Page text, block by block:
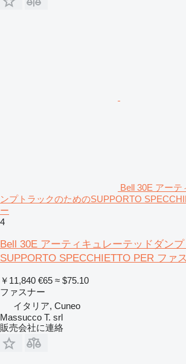
Bell 30E アー
ンプトラックのためのSUPPORTO
ー
4
Bell 30E アーティキュレーテッドダン
SUPPORTO SPECCHIETTO PER ファ
￥11,840 €65 ≈ $75.10
ファスナー
イタリア, Cuneo
Massucco T. srl
販売会社に連絡